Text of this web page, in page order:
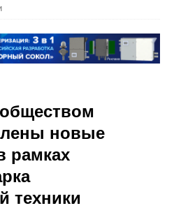
новые
рамках
техники